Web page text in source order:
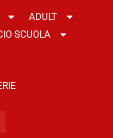
ADULT
SCUOLA